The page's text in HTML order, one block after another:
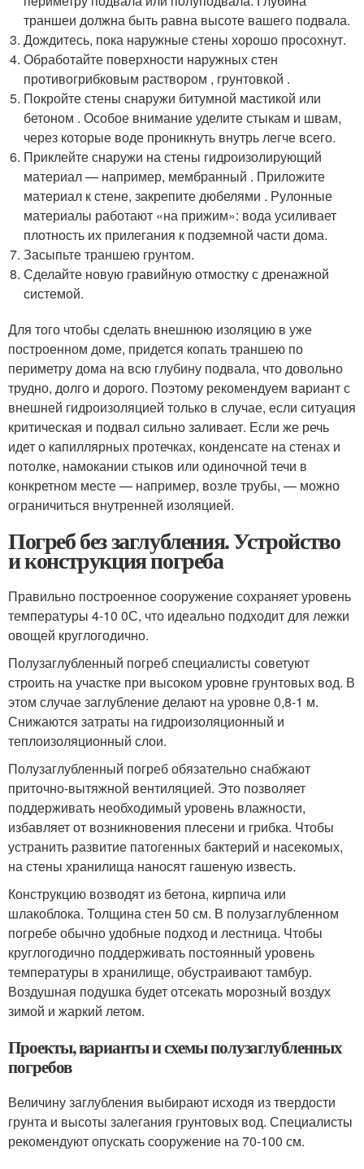
траншеи должна быть равна высоте вашего подвала.
Дождитесь, пока наружные стены хорошо просохнут.
Обработайте поверхности наружных стен
противогрибковым раствором , грунтовкой .
Покройте стены снаружи битумной мастикой или
бетоном . Особое внимание уделите стыкам и швам,
через которые воде проникнуть внутрь легче всего.
Приклейте снаружи на стены гидроизолирующий
материал — например, мембранный . Приложите
материал к стене, закрепите дюбелями . Рулонные
материалы работают «на прижим»: вода усиливает
плотность их прилегания к подземной части дома.
Засыпьте траншею грунтом.
Сделайте новую гравийную отмостку с дренажной
системой.
Для того чтобы сделать внешнюю изоляцию в уже
построенном доме, придется копать траншею по
периметру дома на всю глубину подвала, что довольно
трудно, долго и дорого. Поэтому рекомендуем вариант с
внешней гидроизоляцией только в случае, если ситуация
критическая и подвал сильно заливает. Если же речь
идет о капиллярных протечках, конденсате на стенах и
потолке, намокании стыков или одиночной течи в
конкретном месте — например, возле трубы, — можно
ограничиться внутренней изоляцией.
Погреб без заглубления. Устройство
и конструкция погреба
Правильно построенное сооружение сохраняет уровень
температуры 4-10 0С, что идеально подходит для лежки
овощей круглогодично.
Полузаглубленный погреб специалисты советуют
строить на участке при высоком уровне грунтовых вод. В
этом случае заглубление делают на уровне 0,8-1 м.
Снижаются затраты на гидроизоляционный и
теплоизоляционный слои.
Полузаглубленный погреб обязательно снабжают
приточно-вытяжной вентиляцией. Это позволяет
поддерживать необходимый уровень влажности,
избавляет от возникновения плесени и грибка. Чтобы
устранить развитие патогенных бактерий и насекомых,
на стены хранилища наносят гашеную известь.
Конструкцию возводят из бетона, кирпича или
шлакоблока. Толщина стен 50 см. В полузаглубленном
погребе обычно удобные подход и лестница. Чтобы
круглогодично поддерживать постоянный уровень
температуры в хранилище, обустраивают тамбур.
Воздушная подушка будет отсекать морозный воздух
зимой и жаркий летом.
Проекты, варианты и схемы полузаглубленных
погребов
Величину заглубления выбирают исходя из твердости
грунта и высоты залегания грунтовых вод. Специалисты
рекомендуют опускать сооружение на 70-100 см.